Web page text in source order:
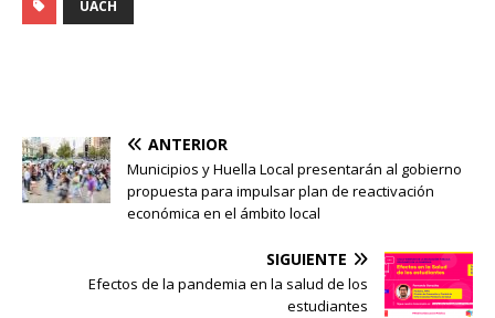
UACH
ANTERIOR
Municipios y Huella Local presentarán al gobierno
propuesta para impulsar plan de reactivación
económica en el ámbito local
SIGUIENTE
Efectos de la pandemia en la salud de los
estudiantes